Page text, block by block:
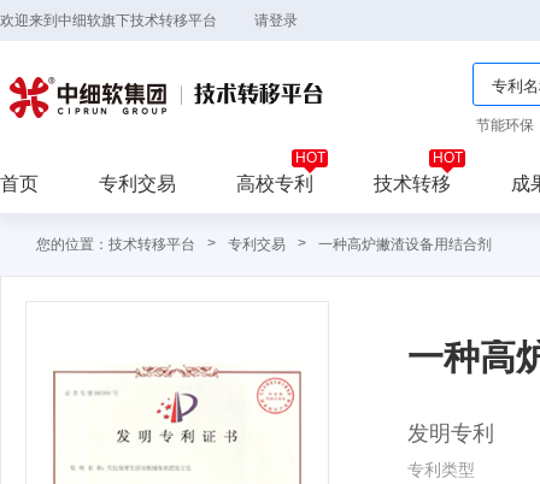
欢迎来到中细软旗下技术转移平台 请登录
节能环保
首页 专利交易 高校专利 技术转移 成
您的位置：技术转移平台 > 专利交易 > 一种高炉撇渣设备用结合剂
一种高
发明专利
专利类型